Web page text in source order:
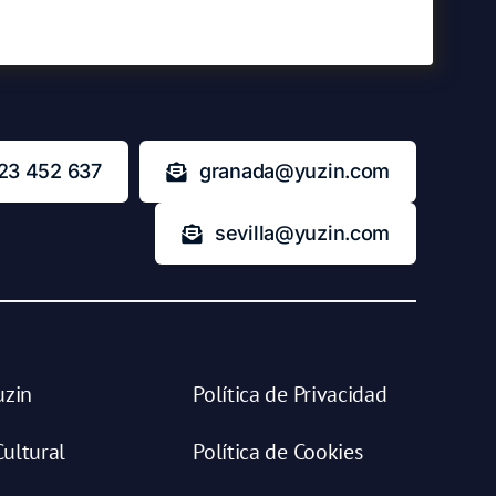
452 637 granada@yuzin.com
sevilla@yuzin.com
Política de Privacidad
Política de Cookies